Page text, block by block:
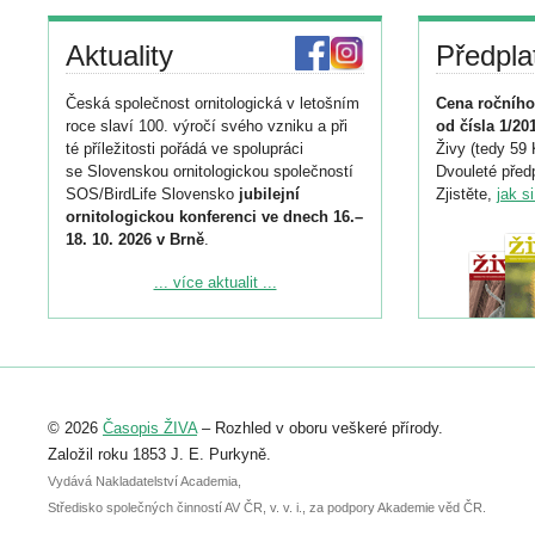
Aktuality
Česká společnost ornitologická v letošním
roce slaví 100. výročí svého vzniku a při
té příležitosti pořádá ve spolupráci
se Slovenskou ornitologickou společností
SOS/BirdLife Slovensko jubilejní
ornitologickou konferenci ve dnech 16.–
18. 10. 2026 v Brně.
Podrobnější informace ke konferenci
Registrovat se můžete do 6. září.
abstraktu přihlášené přednášky nebo
posteru je už 30. června.
... více aktualit ...
Cena
od čísla 1/
Živy (tedy 59
Dvouleté
Zjistěte, jak
© 2026 Časopis ŽIVA– Rozhled v oboru veškeré přírody.
Založil roku 1853 J. E. Purkyně.
Vydává Nakladatelství Academia,
Středisko společných činností AV ČR, v. v. i., za podpory Akademie věd ČR.